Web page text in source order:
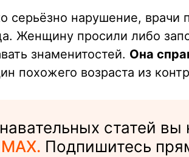
серьёзно нарушение, врачи
Женщину просили либо
знаменитостей. Она
похожего возраста из
статей вы
Подпишитесь